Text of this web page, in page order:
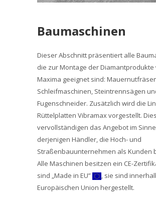
Baumaschinen
Dieser Abschnitt präsentiert alle
die zur Montage der Diamantprodukte
Maxima geeignet sind:
Schleifmaschinen, Steintrennsägen
Fugenschneider. Zusätzlich wird die
Rüttelplatten Vibramax vorgestellt.
vervollständigen das Angebot im Sinne
derjenigen Händler, die Hoch- und
Straßenbauunternehmen als Kunden
Alle Maschinen besitzen ein CE-
sind „Made in EU”
, sie sind
Europäischen Union hergestellt.